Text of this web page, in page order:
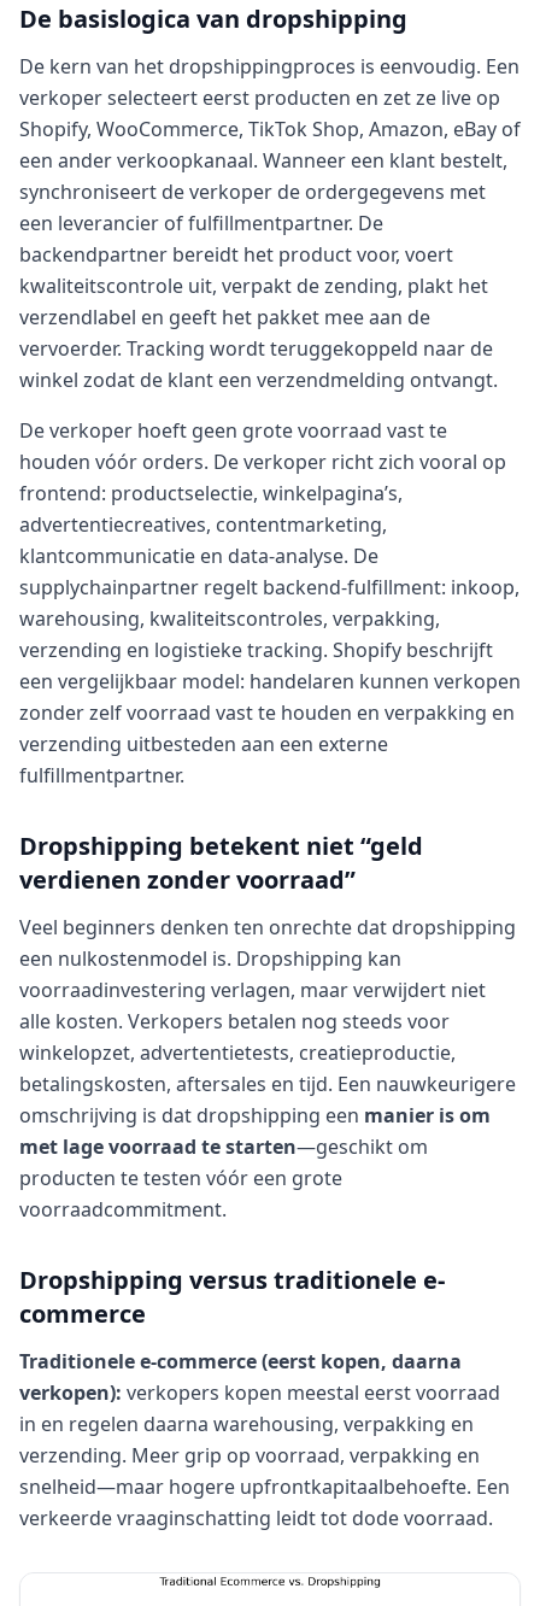
De basislogica van dropshipping
De kern van het dropshippingproces is eenvoudig. Een
verkoper selecteert eerst producten en zet ze live op
Shopify, WooCommerce, TikTok Shop, Amazon, eBay of
een ander verkoopkanaal. Wanneer een klant bestelt,
synchroniseert de verkoper de ordergegevens met
een leverancier of fulfillmentpartner. De
backendpartner bereidt het product voor, voert
kwaliteitscontrole uit, verpakt de zending, plakt het
verzendlabel en geeft het pakket mee aan de
vervoerder. Tracking wordt teruggekoppeld naar de
winkel zodat de klant een verzendmelding ontvangt.
De verkoper hoeft geen grote voorraad vast te
houden vóór orders. De verkoper richt zich vooral op
frontend: productselectie, winkelpagina’s,
advertentiecreatives, contentmarketing,
klantcommunicatie en data-analyse. De
supplychainpartner regelt backend-fulfillment: inkoop,
warehousing, kwaliteitscontroles, verpakking,
verzending en logistieke tracking. Shopify beschrijft
een vergelijkbaar model: handelaren kunnen verkopen
zonder zelf voorraad vast te houden en verpakking en
verzending uitbesteden aan een externe
fulfillmentpartner.
Dropshipping betekent niet “geld
verdienen zonder voorraad”
Veel beginners denken ten onrechte dat dropshipping
een nulkostenmodel is. Dropshipping kan
voorraadinvestering verlagen, maar verwijdert niet
alle kosten. Verkopers betalen nog steeds voor
winkelopzet, advertentietests, creatieproductie,
betalingskosten, aftersales en tijd. Een nauwkeurigere
omschrijving is dat dropshipping een manier is om
met lage voorraad te starten—geschikt om
producten te testen vóór een grote
voorraadcommitment.
Dropshipping versus traditionele e-
commerce
Traditionele e-commerce (eerst kopen, daarna
verkopen): verkopers kopen meestal eerst voorraad
in en regelen daarna warehousing, verpakking en
verzending. Meer grip op voorraad, verpakking en
snelheid—maar hogere upfrontkapitaalbehoefte. Een
verkeerde vraaginschatting leidt tot dode voorraad.